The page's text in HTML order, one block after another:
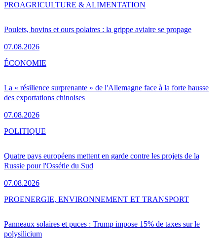
Poulets, bovins et ours polaires : la grippe aviaire se propage
07.08.2026
PROAGRICULTURE & ALIMENTATION
La « résilience surprenante » de l'Allemagne face à la forte hausse
des exportations chinoises
07.08.2026
ÉCONOMIE
Quatre pays européens mettent en garde contre les projets de la
Russie pour l'Ossétie du Sud
07.08.2026
POLITIQUE
Panneaux solaires et puces : Trump impose 15% de taxes sur le
polysilicium
PROENERGIE, ENVIRONNEMENT ET TRANSPORT